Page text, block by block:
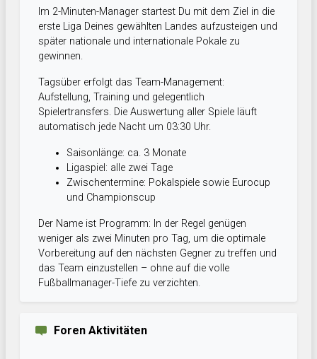
Im 2-Minuten-Manager startest Du mit dem Ziel in die
erste Liga Deines gewählten Landes aufzusteigen und
später nationale und internationale Pokale zu
gewinnen.
Tagsüber erfolgt das Team-Management:
Aufstellung, Training und gelegentlich
Spielertransfers. Die Auswertung aller Spiele läuft
automatisch jede Nacht um 03:30 Uhr.
Saisonlänge: ca. 3 Monate
Ligaspiel: alle zwei Tage
Zwischentermine: Pokalspiele sowie Eurocup
und Championscup
Der Name ist Programm: In der Regel genügen
weniger als zwei Minuten pro Tag, um die optimale
Vorbereitung auf den nächsten Gegner zu treffen und
das Team einzustellen – ohne auf die volle
Fußballmanager-Tiefe zu verzichten.
Foren Aktivitäten